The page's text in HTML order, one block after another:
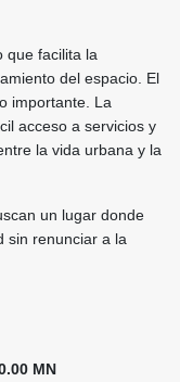
que facilita la
del espacio. El
importante. La
acceso a servicios y
la vida urbana y la
un lugar donde
sin renunciar a la
MN